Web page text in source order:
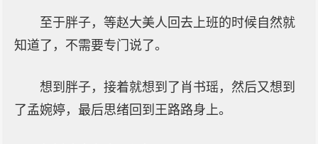
至于胖子，等赵大美人回去上班的时候自然就
知道了，不需要专门说了。
想到胖子，接着就想到了肖书瑶，然后又想到
了孟婉婷，最后思绪回到王路路身上。